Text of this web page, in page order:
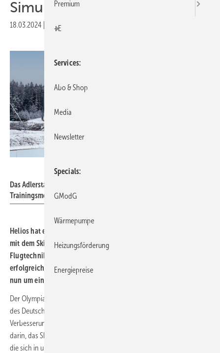
Simulation
18.03.2024 Druckvorschau
Das Adlerstadion in Hinterzarten bietet Skispringern ganz neue
Trainingsmöglichkeiten.
Helios hat einen ventilatorbetriebenen Windkanal entwickelt,
mit dem Skispringer ganz ohne Sprungschanze an ihrer
Flugtechnik feilen können. Nach fünf Jahren ist das Projekt
erfolgreich umgesetzt worden und die Gemeinde Hinterzarten
nun um eine Sport-Attraktion reicher.
Der Olympiastützpunkt Freiburg und der Bundesstützpunkt Skisprung
des Deutschen Skiverbandes in Hinterzarten strebten eine
Verbesserung des Skisprungtrainings an. Die zentrale Idee bestand
darin, das Skispringen in einer Flugsimulationsanlage zu ermöglichen,
die sich in unmittelbarer Nähe der Skisprungschanze befindet. Somit
Premium
+E
Services
Abo & Shop
Media
Newsletter
Specials
GModG
Wärmepumpe
Heizungsförderung
Energiepreise